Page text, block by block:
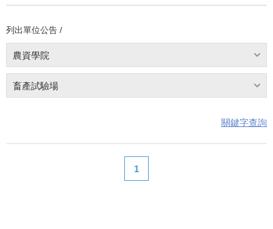
列出單位公告 /
農資學院
畜產試驗場
關鍵字查詢
1